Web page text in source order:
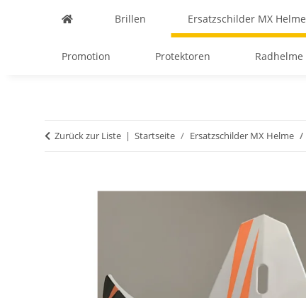
Brillen Ersatzschilder MX Helme
Promotion Protektoren Radhelme
Zurück zur Liste Startseite Ersatzschilder MX Helme